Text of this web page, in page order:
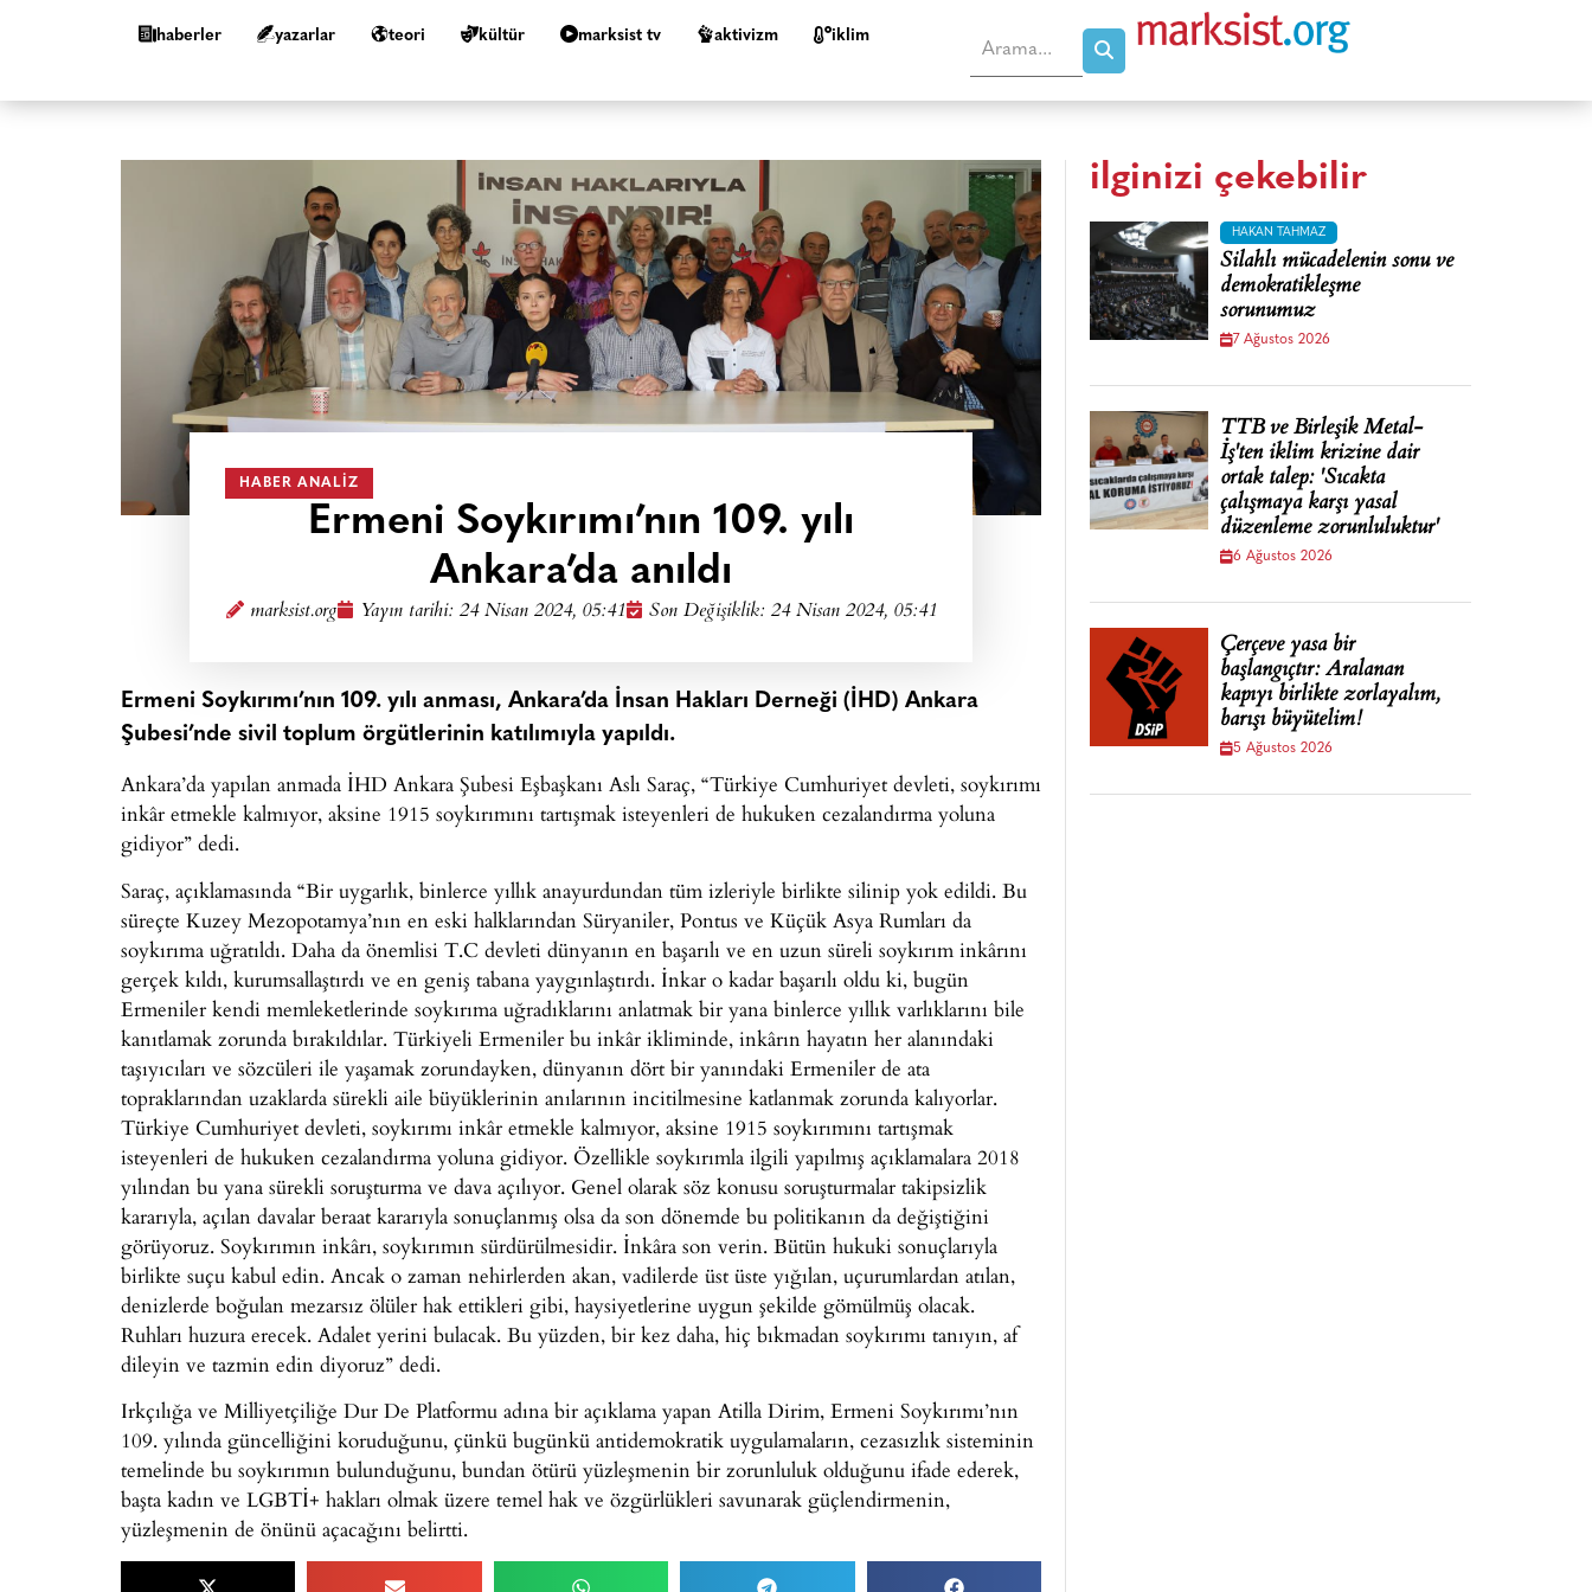
haberler yazarlar teori kültür marksist tv aktivizm i̇klim
HABER ANALIZ
Ermeni Soykırımı’nın 109. yılı
Ankara’da anıldı
marksist.org Yayın tarihi: 24 Nisan 2024, 05:41 Son Değişiklik: 24 Nisan 2024, 05:41
Ermeni Soykırımı’nın 109. yılı anması, Ankara’da İnsan Hakları Derneği (İHD) Ankara
Şubesi’nde sivil toplum örgütlerinin katılımıyla yapıldı.
Ankara’da yapılan anmada İHD Ankara Şubesi Eşbaşkanı Aslı Saraç, “Türkiye Cumhuriyet devleti, soykırımı
inkâr etmekle kalmıyor, aksine 1915 soykırımını tartışmak isteyenleri de hukuken cezalandırma yoluna
gidiyor” dedi.
Saraç, açıklamasında “Bir uygarlık, binlerce yıllık anayurdundan tüm izleriyle birlikte silinip yok edildi. Bu
süreçte Kuzey Mezopotamya’nın en eski halklarından Süryaniler, Pontus ve Küçük Asya Rumları da
soykırıma uğratıldı. Daha da önemlisi T.C devleti dünyanın en başarılı ve en uzun süreli soykırım inkârını
gerçek kıldı, kurumsallaştırdı ve en geniş tabana yaygınlaştırdı. İnkar o kadar başarılı oldu ki, bugün
Ermeniler kendi memleketlerinde soykırıma uğradıklarını anlatmak bir yana binlerce yıllık varlıklarını bile
kanıtlamak zorunda bırakıldılar. Türkiyeli Ermeniler bu inkâr ikliminde, inkârın hayatın her alanındaki
taşıyıcıları ve sözcüleri ile yaşamak zorundayken, dünyanın dört bir yanındaki Ermeniler de ata
topraklarından uzaklarda sürekli aile büyüklerinin anılarının incitilmesine katlanmak zorunda kalıyorlar.
Türkiye Cumhuriyet devleti, soykırımı inkâr etmekle kalmıyor, aksine 1915 soykırımını tartışmak
isteyenleri de hukuken cezalandırma yoluna gidiyor. Özellikle soykırımla ilgili yapılmış açıklamalara 2018
yılından bu yana sürekli soruşturma ve dava açılıyor. Genel olarak söz konusu soruşturmalar takipsizlik
kararıyla, açılan davalar beraat kararıyla sonuçlanmış olsa da son dönemde bu politikanın da değiştiğini
görüyoruz. Soykırımın inkârı, soykırımın sürdürülmesidir. İnkâra son verin. Bütün hukuki sonuçlarıyla
birlikte suçu kabul edin. Ancak o zaman nehirlerden akan, vadilerde üst üste yığılan, uçurumlardan atılan,
denizlerde boğulan mezarsız ölüler hak ettikleri gibi, haysiyetlerine uygun şekilde gömülmüş olacak.
Ruhları huzura erecek. Adalet yerini bulacak. Bu yüzden, bir kez daha, hiç bıkmadan soykırımı tanıyın, af
dileyin ve tazmin edin diyoruz” dedi.
Irkçılığa ve Milliyetçiliğe Dur De Platformu adına bir açıklama yapan Atilla Dirim, Ermeni Soykırımı’nın
109. yılında güncelliğini koruduğunu, çünkü bugünkü antidemokratik uygulamaların, cezasızlık sisteminin
temelinde bu soykırımın bulunduğunu, bundan ötürü yüzleşmenin bir zorunluluk olduğunu ifade ederek,
başta kadın ve LGBTİ+ hakları olmak üzere temel hak ve özgürlükleri savunarak güçlendirmenin,
yüzleşmenin de önünü açacağını belirtti.
ilginizi çekebilir
HAKAN TAHMAZ
Silahlı mücadelenin sonu ve
demokratikleşme
sorunumuz
7 Ağustos 2026
TTB ve Birleşik Metal-
İş'ten iklim krizine dair
ortak talep: 'Sıcakta
çalışmaya karşı yasal
düzenleme zorunluluktur'
6 Ağustos 2026
Çerçeve yasa bir
başlangıçtır: Aralanan
kapıyı birlikte zorlayalım,
barışı büyütelim!
5 Ağustos 2026